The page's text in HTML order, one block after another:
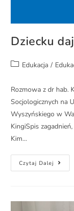
Dziecku
Edukacja /
Rozmowa z dr hab.
Socjologicznych na
Wyszyńskiego w
KingiSpis
Kim…
Czytaj Dalej